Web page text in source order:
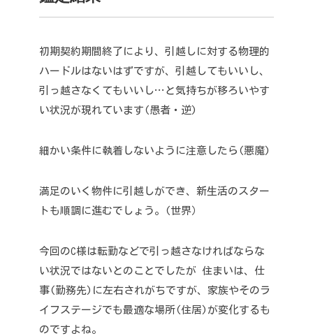
初期契約期間終了により、引越しに対する物理的
ハードルはないはずですが、引越してもいいし、
引っ越さなくてもいいし…と気持ちが移ろいやす
い状況が現れています(愚者・逆)
細かい条件に執着しないように注意したら(悪魔)
満足のいく物件に引越しができ、新生活のスター
トも順調に進むでしょう。(世界）
今回のC様は転勤などで引っ越さなければならな
い状況ではないとのことでしたが 住まいは、仕
事(勤務先)に左右されがちですが、家族やそのラ
イフステージでも最適な場所(住居)が変化するも
のですよね。